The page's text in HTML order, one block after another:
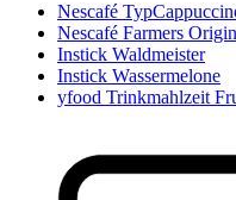
Nescafé
Nescafé Farmers
Instick Waldmeister
Instick Wassermelone
yfood Trinkmahlzeit